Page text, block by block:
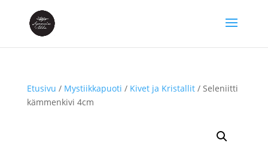
Etusivu / Mystiikkapuoti / Kivet ja Kristallit/ Seleniitti
kämmenkivi 4cm